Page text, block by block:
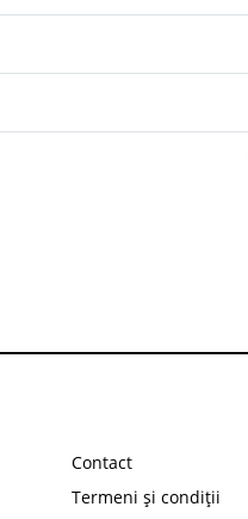
Contact
Termeni și condiții